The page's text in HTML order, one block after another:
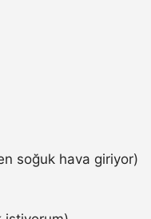
soğuk hava giriyor)